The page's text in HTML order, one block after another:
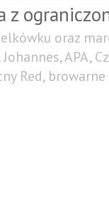
z
oraz
APA,
Red,